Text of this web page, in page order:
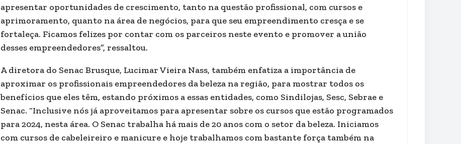
apresentar oportunidades de crescimento, tanto na questão profissional, com cursos e
aprimoramento, quanto na área de negócios, para que seu empreendimento cresça e se
fortaleça. Ficamos felizes por contar com os parceiros neste evento e promover a união
desses empreendedores”, ressaltou.
A diretora do Senac Brusque, Lucimar Vieira Nass, também enfatiza a importância de
aproximar os profissionais empreendedores da beleza na região, para mostrar todos os
benefícios que eles têm, estando próximos a essas entidades, como Sindilojas, Sesc, Sebrae e
Senac. “Inclusive nós já aproveitamos para apresentar sobre os cursos que estão programados
para 2024, nesta área. O Senac trabalha há mais de 20 anos com o setor da beleza. Iniciamos
com cursos de cabeleireiro e manicure e hoje trabalhamos com bastante força também na